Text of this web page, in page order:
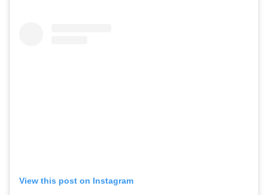
View this post on Instagram